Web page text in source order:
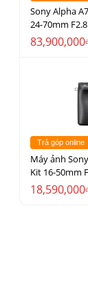
Sony Alpha
24-70mm
83,900,000
Trả góp online
Máy ảnh
Kit 16-50mm
18,590,000